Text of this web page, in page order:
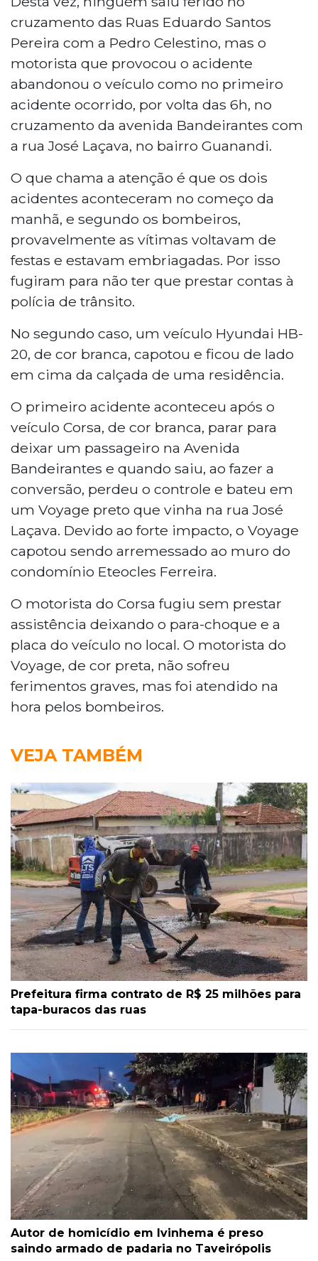
cruzamento das Ruas Eduardo Santos
Pereira com a Pedro Celestino, mas o
motorista que provocou o acidente
abandonou o veículo como no primeiro
acidente ocorrido, por volta das 6h, no
cruzamento da avenida Bandeirantes com
a rua José Laçava, no bairro Guanandi.
O que chama a atenção é que os dois
acidentes aconteceram no começo da
manhã, e segundo os bombeiros,
provavelmente as vítimas voltavam de
festas e estavam embriagadas. Por isso
fugiram para não ter que prestar contas à
polícia de trânsito.
No segundo caso, um veículo Hyundai HB-
20, de cor branca, capotou e ficou de lado
em cima da calçada de uma residência.
O primeiro acidente aconteceu após o
veículo Corsa, de cor branca, parar para
deixar um passageiro na Avenida
Bandeirantes e quando saiu, ao fazer a
conversão, perdeu o controle e bateu em
um Voyage preto que vinha na rua José
Laçava. Devido ao forte impacto, o Voyage
capotou sendo arremessado ao muro do
condomínio Eteocles Ferreira.
O motorista do Corsa fugiu sem prestar
assistência deixando o para-choque e a
placa do veículo no local. O motorista do
Voyage, de cor preta, não sofreu
ferimentos graves, mas foi atendido na
hora pelos bombeiros.
VEJA TAMBÉM
Prefeitura firma contrato de R$ 25 milhões para
tapa-buracos das ruas
Autor de homicídio em Ivinhema é preso
saindo armado de padaria no Taveirópolis